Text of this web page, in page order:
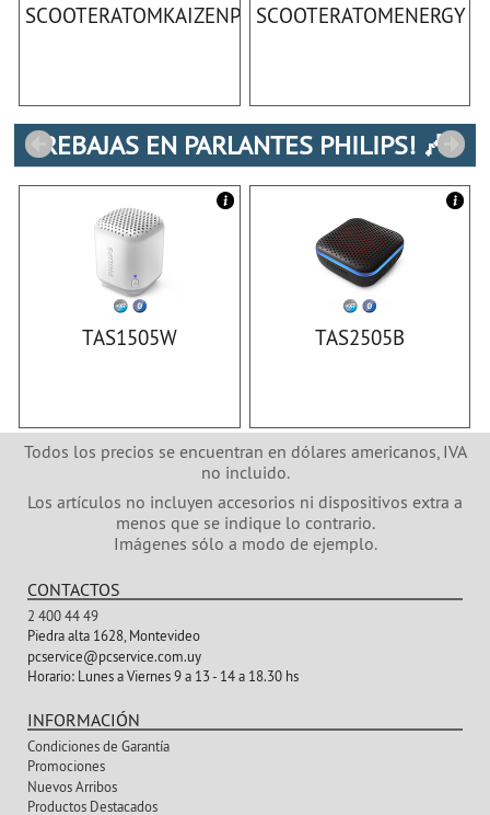
SCOOTERATOMKAIZENPROSCOOTERATOMENERGY
REBAJAS EN PARLANTES PHILIPS! 🎶
TAS1505W TAS2505B
Todos los precios se encuentran en dólares americanos, IVA
no incluido.
Los artículos no incluyen accesorios ni dispositivos extra a
menos que se indique lo contrario.
Imágenes sólo a modo de ejemplo.
CONTACTOS
2 400 44 49
Piedra alta 1628, Montevideo
pcservice@pcservice.com.uy
Horario:Lunes a Viernes 9 a 13 - 14 a 18.30 hs
INFORMACIÓN
Condiciones de Garantía
Promociones
Nuevos Arribos
Productos Destacados